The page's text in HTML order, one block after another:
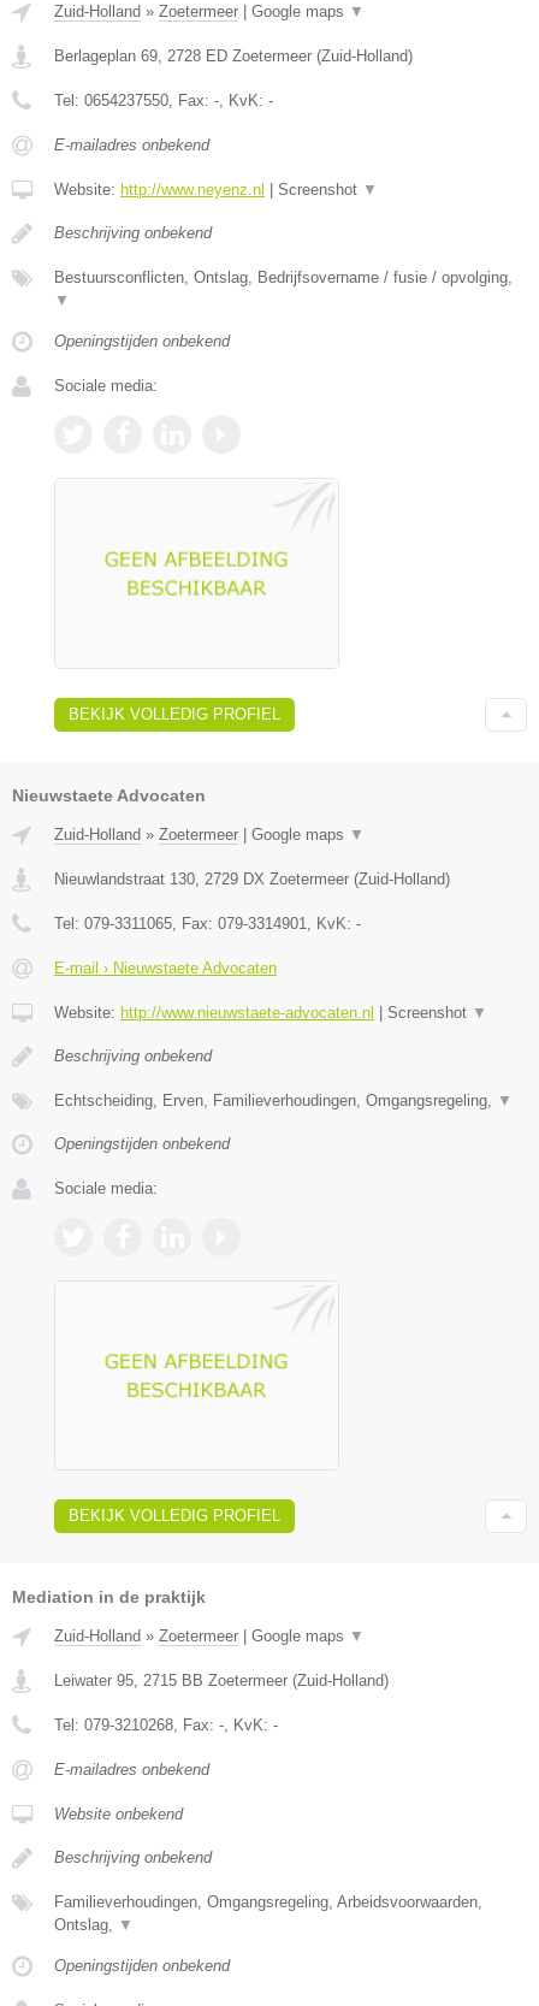
Zuid-Holland » Zoetermeer Google maps ▼
Berlageplan 69 2728 ED Zoetermeer (Zuid-Holland)
Tel: 0654237550 , Fax: - , KvK: -
E-mailadres onbekend
Website: http://www.neyenz.nl Screenshot ▼
Beschrijving onbekend
Bestuursconflicten, Ontslag, Bedrijfsovername / fusie / opvolging,
▼
Openingstijden onbekend
Sociale media:
BEKIJK VOLLEDIG PROFIEL
Nieuwstaete Advocaten
Zuid-Holland » Zoetermeer | Google maps ▼
Nieuwlandstraat 130 2729 DX Zoetermeer (Zuid-Holland)
Tel: 079-3311065 , Fax: 079-3314901 , KvK: -
E-mail › Nieuwstaete Advocaten
Website: http://www.nieuwstaete-advocaten.nl | Screenshot ▼
Beschrijving onbekend
Echtscheiding, Erven, Familieverhoudingen, Omgangsregeling, ▼
Openingstijden onbekend
Sociale media:
BEKIJK VOLLEDIG PROFIEL
Mediation in de praktijk
Zuid-Holland » Zoetermeer Google maps ▼
Leiwater 95, 2715 BB Zoetermeer (Zuid-Holland)
Tel: 079-3210268, Fax: -, KvK: -
E-mailadres onbekend
Website onbekend
Beschrijving onbekend
Familieverhoudingen, Omgangsregeling, Arbeidsvoorwaarden,
Ontslag, ▼
Openingstijden onbekend